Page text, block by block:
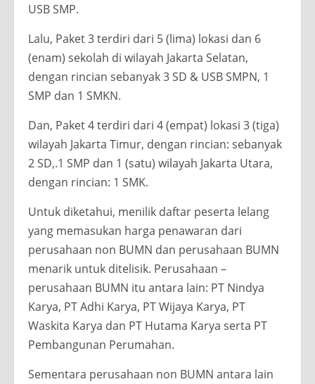
USB SMP.
Lalu, Paket 3 terdiri dari 5 (lima) lokasi dan 6
(enam) sekolah di wilayah Jakarta Selatan,
dengan rincian sebanyak 3 SD & USB SMPN, 1
SMP dan 1 SMKN.
Dan, Paket 4 terdiri dari 4 (empat) lokasi 3 (tiga)
wilayah Jakarta Timur, dengan rincian: sebanyak
2 SD,.1 SMP dan 1 (satu) wilayah Jakarta Utara,
dengan rincian: 1 SMK.
Untuk diketahui, menilik daftar peserta lelang
yang memasukan harga penawaran dari
perusahaan non BUMN dan perusahaan BUMN
menarik untuk ditelisik. Perusahaan –
perusahaan BUMN itu antara lain: PT Nindya
Karya, PT Adhi Karya, PT Wijaya Karya, PT
Waskita Karya dan PT Hutama Karya serta PT
Pembangunan Perumahan.
Sementara perusahaan non BUMN antara lain